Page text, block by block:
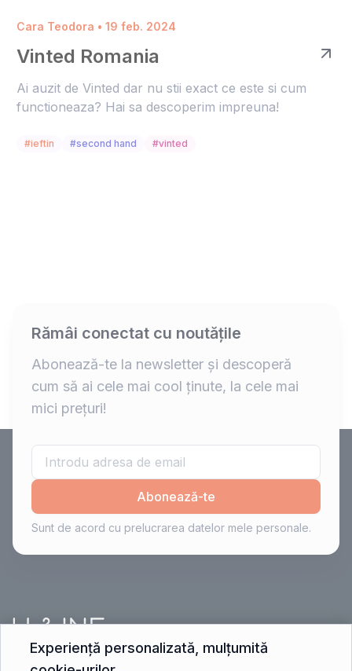
Cara Teodora • 19 feb. 2024
Vinted Romania
Ai auzit de Vinted dar nu stii exact ce este si cum
functioneaza? Hai sa descoperim impreuna!
#ieftin #second hand #vinted
Rămâi conectat cu noutățile
Abonează-te la newsletter și descoperă
cum să ai cele mai cool ținute, la cele mai
mici prețuri!
Abonează-te
Sunt de acord cu prelucrarea datelor mele personale.
Experiență personalizată, mulțumită